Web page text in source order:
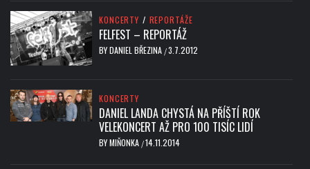
KONCERTY / REPORTÁŽE
FELFEST – REPORTÁŽ
BYDANIEL BŘEZINA /3.7.2012
KONCERTY
DANIEL LANDA CHYSTÁ NA PŘÍŠTÍ ROK
VELEKONCERT AŽ PRO 100 TISÍC LIDÍ
BYMIŇONKA /14.11.2014